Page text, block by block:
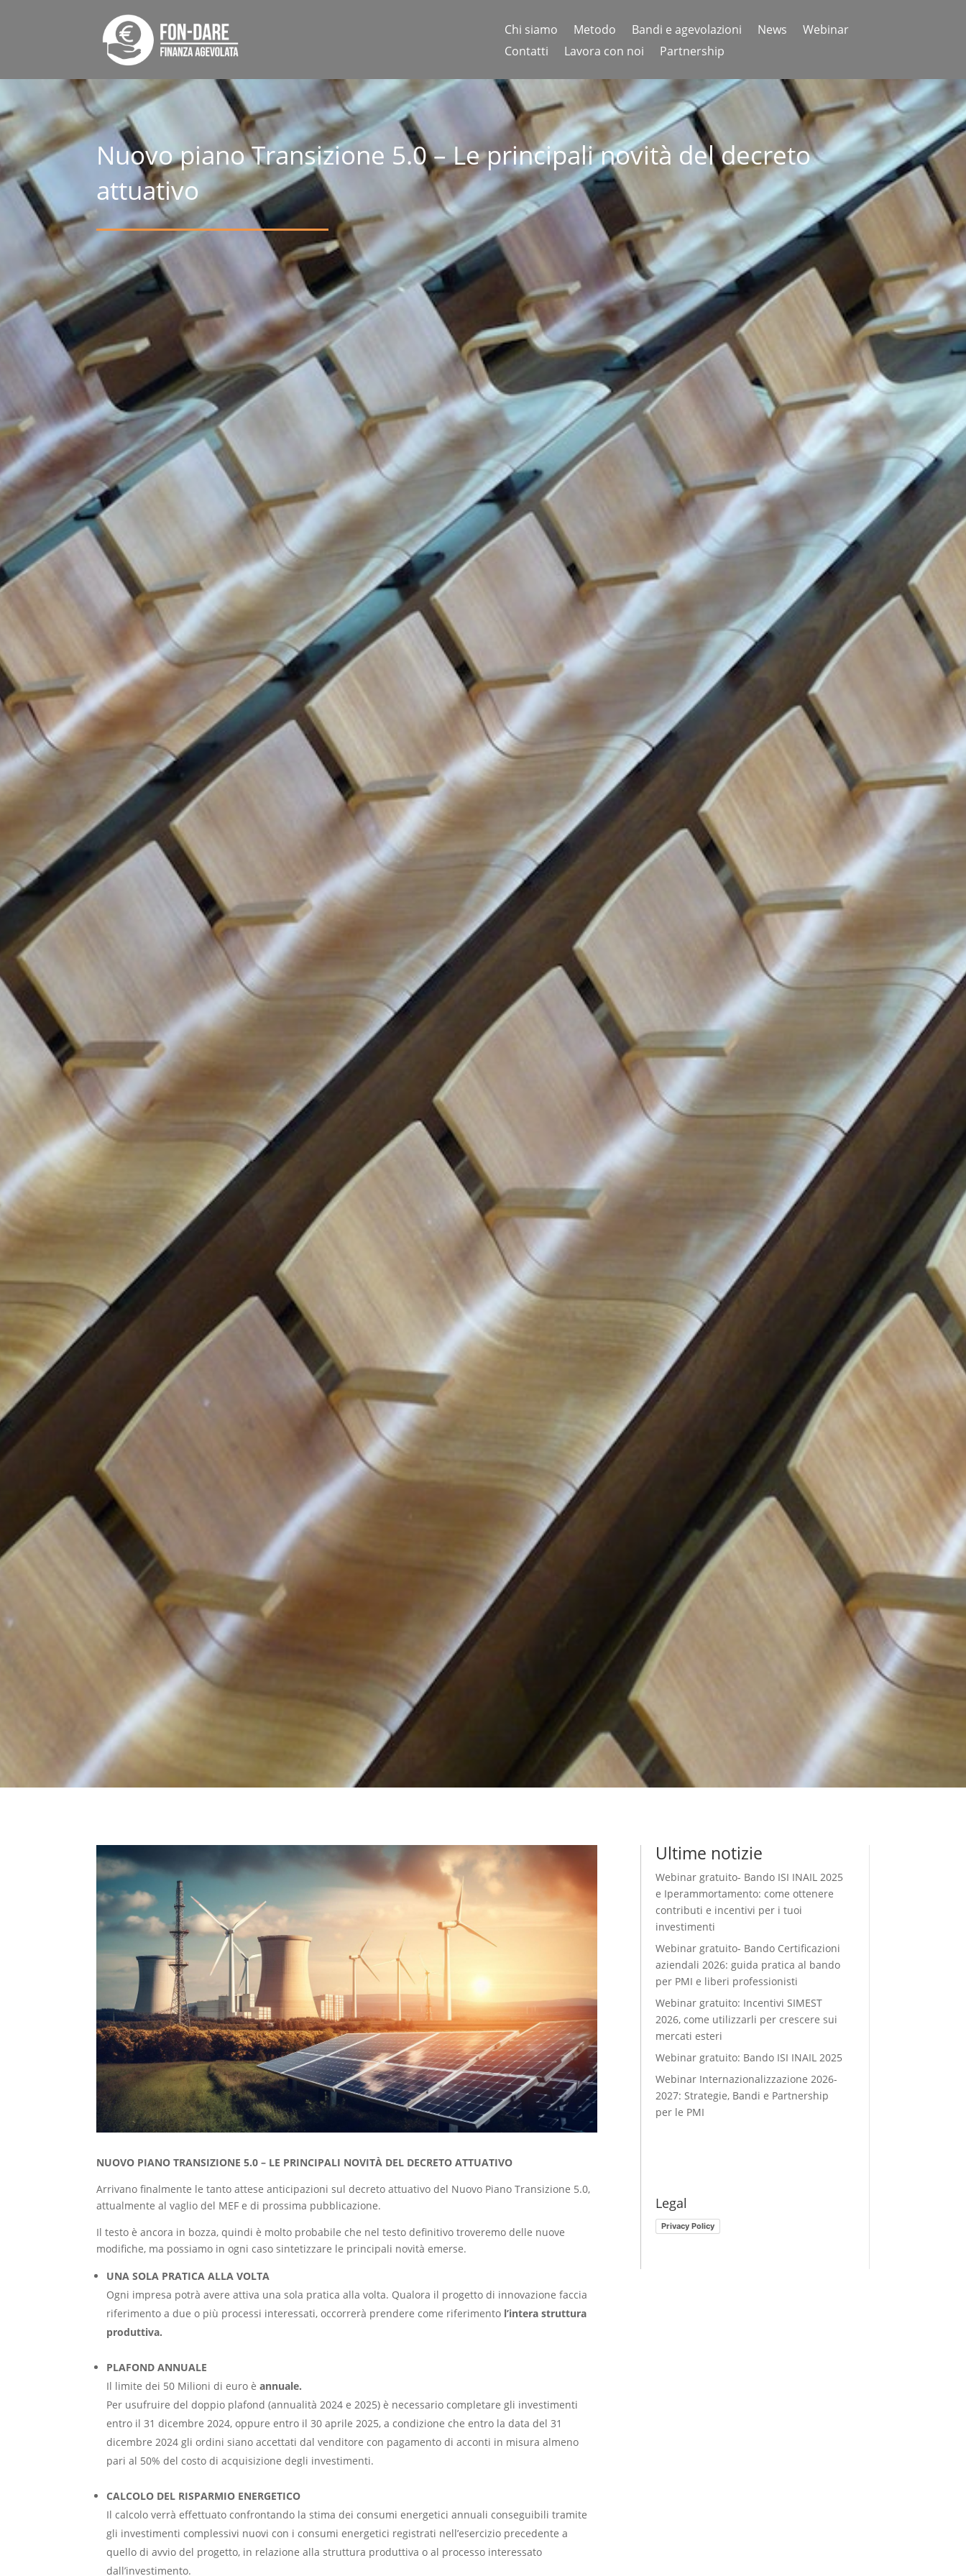
Chi siamo Metodo Bandi e agevolazioni News
Webinar
Contatti
Lavora con noi Partnership
Nuovo piano Transizione 5.0 – Le principali novità del decreto
attuativo
NUOVO PIANO TRANSIZIONE 5.0 – LE PRINCIPALI NOVITÀ DEL DECRETO ATTUATIVO
Arrivano finalmente le tanto attese anticipazioni sul decreto attuativo del Nuovo Piano Transizione 5.0,
attualmente al vaglio del MEF e di prossima pubblicazione.
Il testo è ancora in bozza, quindi è molto probabile che nel testo definitivo troveremo delle nuove
modifiche, ma possiamo in ogni caso sintetizzare le principali novità emerse.
UNA SOLA PRATICA ALLA VOLTA
Ogni impresa potrà avere attiva una sola pratica alla volta. Qualora il progetto di innovazione faccia
riferimento a due o più processi interessati, occorrerà prendere come riferimento l’intera struttura
produttiva.
PLAFOND ANNUALE
Il limite dei 50 Milioni di euro èannuale.
Per usufruire del doppio plafond (annualità 2024 e 2025) è necessario completare gli investimenti
entro il 31 dicembre 2024, oppure entro il 30 aprile 2025, a condizione che entro la data del 31
dicembre 2024 gli ordini siano accettati dal venditore con pagamento di acconti in misura almeno
pari al 50% del costo di acquisizione degli investimenti.
CALCOLO DEL RISPARMIO ENERGETICO
Il calcolo verrà effettuato confrontando la stima dei consumi energetici annuali conseguibili tramite
gli investimenti complessivi nuovi con i consumi energetici registrati nell’esercizio precedente a
quello di avvio del progetto, in relazione alla struttura produttiva o al processo interessato
dall’investimento.
Ultime notizie
Webinar gratuito- Bando ISI INAIL 2025
e Iperammortamento: come ottenere
contributi e incentivi per i tuoi
investimenti
Webinar gratuito- Bando Certificazioni
aziendali 2026: guida pratica al bando
per PMI e liberi professionisti
Webinar gratuito: Incentivi SIMEST
2026, come utilizzarli per crescere sui
mercati esteri
Webinar gratuito: Bando ISI INAIL 2025
Webinar Internazionalizzazione 2026-
2027: Strategie, Bandi e Partnership
per le PMI
Legal
Privacy Policy